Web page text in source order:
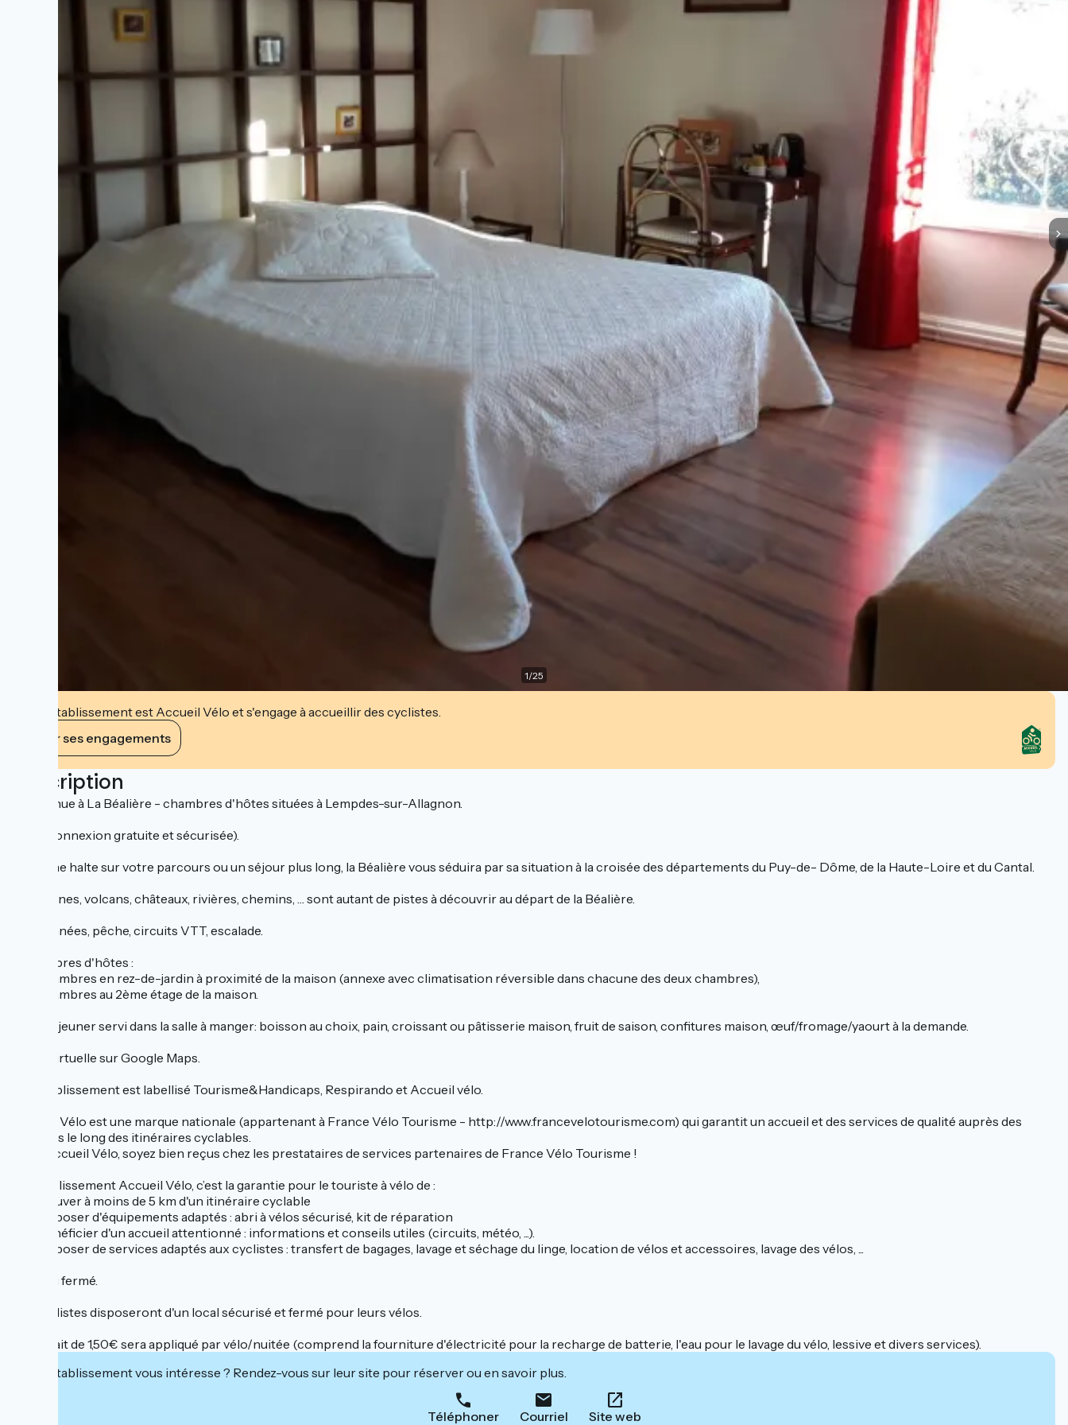
1/25
Cet établissement est Accueil Vélo et s'engage à accueillir des cyclistes.
Voir ses engagements
Description
Bienvenue à La Béalière - chambres d'hôtes situées à Lempdes-sur-Allagnon.
WIFI (connexion gratuite et sécurisée).
Pour une halte sur votre parcours ou un séjour plus long, la Béalière vous séduira par sa situation à la croisée des départements du Puy-de- Dôme, de la Haute-Loire et du Cantal.
Montagnes, volcans, châteaux, rivières, chemins, … sont autant de pistes à découvrir au départ de la Béalière.
Randonnées, pêche, circuits VTT, escalade.
5 chambres d'hôtes :
→ 2 chambres en rez-de-jardin à proximité de la maison (annexe avec climatisation réversible dans chacune des deux chambres),
→ 3 chambres au 2ème étage de la maison.
Petit déjeuner servi dans la salle à manger: boisson au choix, pain, croissant ou pâtisserie maison, fruit de saison, confitures maison, œuf/fromage/yaourt à la demande.
Visite virtuelle sur Google Maps.
Cet établissement est labellisé Tourisme&Handicaps, Respirando et Accueil vélo.
Accueil Vélo est une marque nationale (appartenant à France Vélo Tourisme - http://www.francevelotourisme.com) qui garantit un accueil et des services de qualité auprès des
cyclistes le long des itinéraires cyclables.
Avec Accueil Vélo, soyez bien reçus chez les prestataires de services partenaires de France Vélo Tourisme !
Un établissement Accueil Vélo, c’est la garantie pour le touriste à vélo de :
- se trouver à moins de 5 km d'un itinéraire cyclable
- de disposer d'équipements adaptés : abri à vélos sécurisé, kit de réparation
- de bénéficier d'un accueil attentionné : informations et conseils utiles (circuits, météo, ...).
- de disposer de services adaptés aux cyclistes : transfert de bagages, lavage et séchage du linge, location de vélos et accessoires, lavage des vélos, ...
Parking fermé.
Les cyclistes disposeront d'un local sécurisé et fermé pour leurs vélos.
Un forfait de 1,50€ sera appliqué par vélo/nuitée (comprend la fourniture d'électricité pour la recharge de batterie, l'eau pour le lavage du vélo, lessive et divers services).
Cet établissement vous intéresse ? Rendez-vous sur leur site pour réserver ou en savoir plus.
Téléphoner Courriel Site web